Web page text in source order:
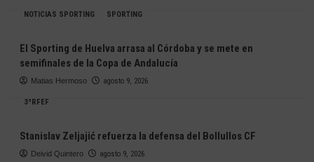
NOTICIAS SPORTING SPORTING
El Sporting de Huelva arrasa al Córdoba y se mete en
semifinales de la Copa de Andalucía
Matias Hermoso agosto 9, 2026
3ªRFEF
Stanislav Zeljajić refuerza la defensa del Bollullos CF
Deivid Quintero agosto 9, 2026